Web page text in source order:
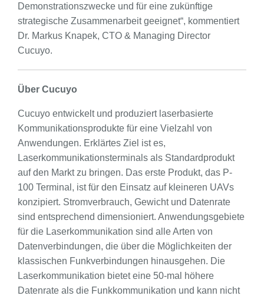
Demonstrationszwecke und für eine zukünftige
strategische Zusammenarbeit geeignet“, kommentiert
Dr. Markus Knapek, CTO & Managing Director
Cucuyo.
Über Cucuyo
Cucuyo entwickelt und produziert laserbasierte
Kommunikationsprodukte für eine Vielzahl von
Anwendungen. Erklärtes Ziel ist es,
Laserkommunikationsterminals als Standardprodukt
auf den Markt zu bringen. Das erste Produkt, das P-
100 Terminal, ist für den Einsatz auf kleineren UAVs
konzipiert. Stromverbrauch, Gewicht und Datenrate
sind entsprechend dimensioniert. Anwendungsgebiete
für die Laserkommunikation sind alle Arten von
Datenverbindungen, die über die Möglichkeiten der
klassischen Funkverbindungen hinausgehen. Die
Laserkommunikation bietet eine 50-mal höhere
Datenrate als die Funkkommunikation und kann nicht